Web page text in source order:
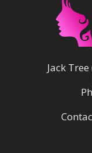
Jack